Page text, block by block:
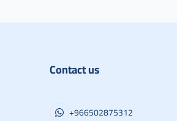
Contact us
+966502875312